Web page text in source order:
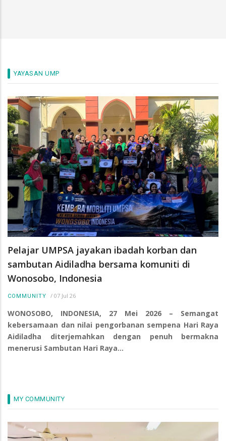
YAYASAN UMP
Pelajar UMPSA jayakan ibadah korban dan
sambutan Aidiladha bersama komuniti di
Wonosobo, Indonesia
COMMUNITY / 07 Jul 26
WONOSOBO, INDONESIA, 27 Mei 2026 – Semangat
kebersamaan dan nilai pengorbanan sempena Hari Raya
Aidiladha diterjemahkan dengan penuh bermakna
menerusi Sambutan Hari Raya…
MY COMMUNITY